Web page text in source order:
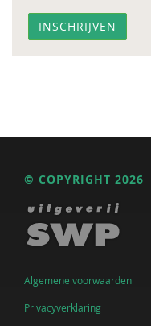
© COPYRIGHT 2026
Algemene voorwaarden
Privacyverklaring